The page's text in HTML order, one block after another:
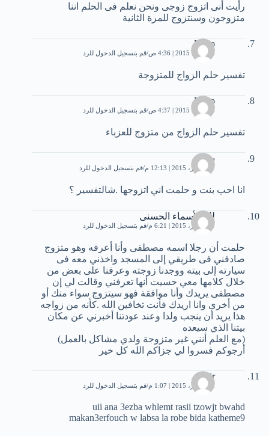
رأيت أنى اتزوج زوجى ونحن نعلم فى الحلم اننا
متزوجون وسنتزوج للمرة الثانية
Dado
6 أكتوبر، 2015 | 4:36 ص قم بتسجيل الدخول للرد
تفسير حلم الزواج للمتزوجة
Dado
6 أكتوبر، 2015 | 4:37 ص قم بتسجيل الدخول للرد
تفسير حلم الزواج من متزوج للعزباء
سعيد
11 أكتوبر، 2015 | 12:13 م قم بتسجيل الدخول للرد
انا احب بنت و حلمت اني اتزوجها .شالتفسير ؟
لله الأسماء الحسنى
11 أكتوبر، 2015 | 6:21 م قم بتسجيل الدخول للرد
حلمت أن رجلا اسمه مصطفى وأنا أعرفه وهو متزوج
صادفني فى طريقي إلى المسجد واخذني معه فى
سيارته إلى بيته ووجدنا زوجته وعرفنا على بعض من
خلال كلامها معي حسيت أنها تعرفني وقالت لي إن
مصطفى يريدك وأنا موافقة فهو سيتزوج سواء منك أو
من أخرى وانا اريدك فأنت تخافين الله .كأنه من زواجه
هذا يريد أن ينجب ولدا وعند عودتنا أخبرني عن مكان
بيتنا الذي سيعده
(مع العلم أنني غير متزوجة ولدي مشاكل بالعمل)
أرجوكم فسروا لي جزاكم الله كل خير
abir
12 أكتوبر، 2015 | 1:07 م قم بتسجيل الدخول للرد
uii ana 3ezba whlemt rasii tzowjt bwahd
makan3erfouch w labsa la robe bida katheme9